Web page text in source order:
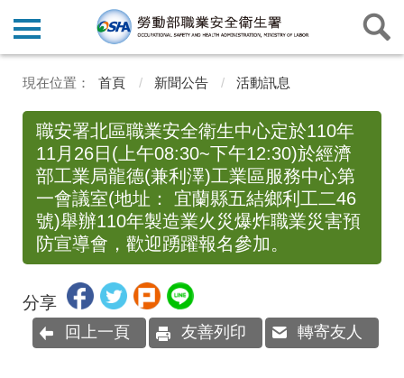
首頁 新聞公告 活動訊息
職安署北區職業安全衛生中心定於110年
11月26日(上午08:30~下午12:30)於經濟
部工業局龍德(兼利澤)工業區服務中心第
一會議室(地址： 宜蘭縣五結鄉利工二46
號)舉辦110年製造業火災爆炸職業災害預
防宣導會，歡迎踴躍報名參加。
分享
回上一頁 友善列印 轉寄友人